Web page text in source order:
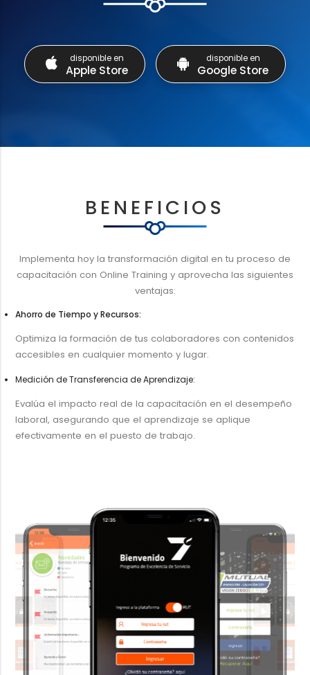
disponible en
Apple Store
disponible en
Google Store
BENEFICIOS
Implementa hoy la transformación digital en tu proceso de
capacitación con Online Training y aprovecha las siguientes
ventajas:
Ahorro de Tiempo y Recursos:
Optimiza la formación de tus colaboradores con contenidos
accesibles en cualquier momento y lugar.
Medición de Transferencia de Aprendizaje:
Evalúa el impacto real de la capacitación en el desempeño
laboral, asegurando que el aprendizaje se aplique
efectivamente en el puesto de trabajo.